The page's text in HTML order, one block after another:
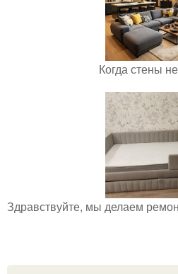
Когда стены
Здравствуйте, мы делаем